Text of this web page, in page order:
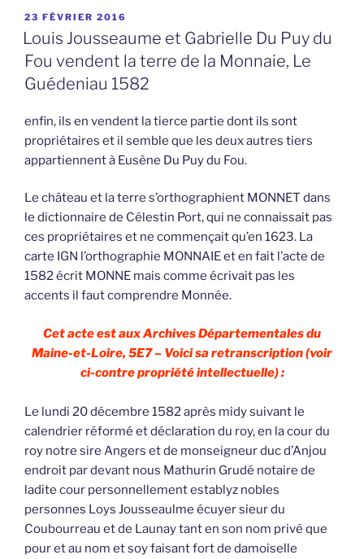
PUBLIÉ
LE
23 FÉVRIER 2016
Louis Jousseaume et Gabrielle Du Puy du
Fou vendent la terre de la Monnaie, Le
Guédeniau 1582
enfin, ils en vendent la tierce partie dont ils sont
propriétaires et il semble que les deux autres tiers
appartiennent à Eusène Du Puy du Fou.
Le château et la terre s’orthographient MONNET dans
le dictionnaire de Célestin Port, qui ne connaissait pas
ces propriétaires et ne commençait qu’en 1623. La
carte IGN l’orthographie MONNAIE et en fait l’acte de
1582 écrit MONNE mais comme écrivait pas les
accents il faut comprendre Monnée.
Cet acte est aux Archives Départementales du
Maine-et-Loire, 5E7 – Voici sa retranscription (voir
ci-contre propriété intellectuelle) :
Le lundi 20 décembre 1582 après midy suivant le
calendrier réformé et déclaration du roy, en la cour du
roy notre sire Angers et de monseigneur duc d’Anjou
endroit par devant nous Mathurin Grudé notaire de
ladite cour personnellement establyz nobles
personnes Loys Jousseaulme écuyer sieur du
Coubourreau et de Launay tant en son nom privé que
pour et au nom et soy faisant fort de damoiselle